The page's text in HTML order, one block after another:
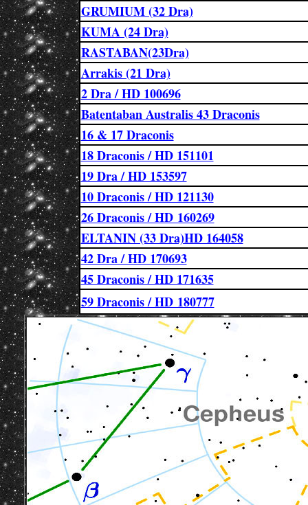
GRUMIUM (32 Dra)
KUMA (24 Dra)
RASTABAN(23Dra)
Arrakis (21 Dra)
2 Dra / HD 100696
Batentaban Australis 43 Draconis
16 & 17 Draconis
18 Draconis / HD 151101
19 Dra / HD 153597
10 Draconis / HD 121130
26 Draconis / HD 160269
ELTANIN (33 Dra)HD 164058
42 Dra / HD 170693
45 Draconis / HD 171635
59 Draconis / HD 180777